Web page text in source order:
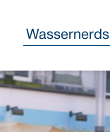
Wassernerds